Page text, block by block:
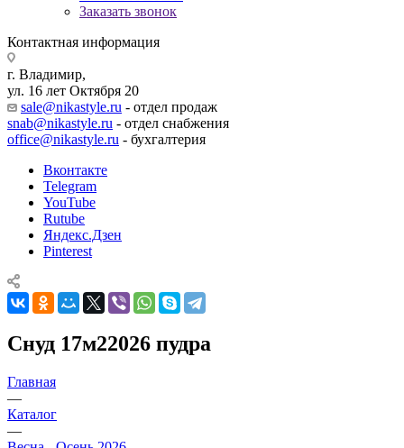
Заказать звонок
Контактная информация
г. Владимир,
ул. 16 лет Октября 20
sale@nikastyle.ru - отдел продаж
snab@nikastyle.ru - отдел снабжения
office@nikastyle.ru - бухгалтерия
Вконтакте
Telegram
YouTube
Rutube
Яндекс.Дзен
Pinterest
Снуд 17м22026 пудра
Главная
—
Каталог
—